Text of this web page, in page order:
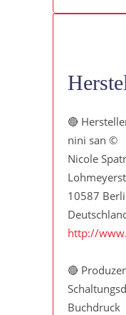
🔴
nini san ©
Nicole
10587
http://
🔴
Buchdruck